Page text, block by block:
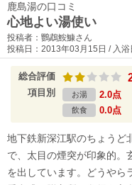
鹿島湯の口コミ
心地よい湯使い
投稿者：鸚鵡鮟鱇さん
投稿日：2013年03月15日 / 入
総合評価
項目別 お湯 2.0点
飲食 0.0点
地下鉄新深江駅のちょうど
で、太目の煙突が印象的。
を出しています。どうやら